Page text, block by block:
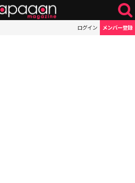
ログイン メンバー登録